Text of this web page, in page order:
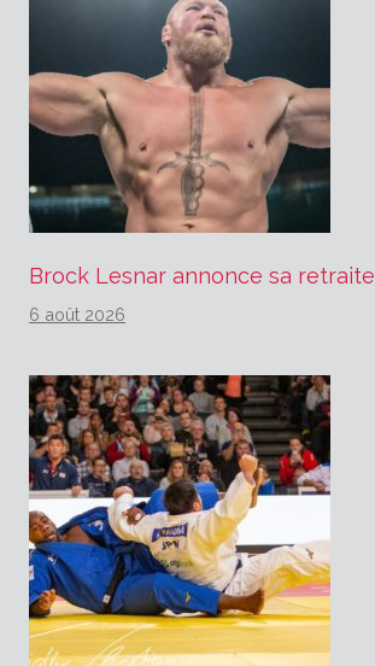
Brock Lesnar annonce sa retraite
6 août 2026